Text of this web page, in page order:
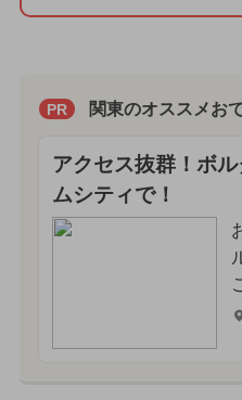
PR 関東のオススメお
アクセス抜群！ボ
ムシティで！